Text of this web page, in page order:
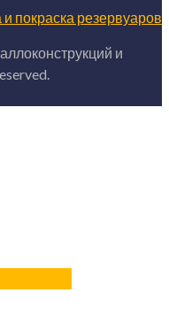
покраска резервуаров
и